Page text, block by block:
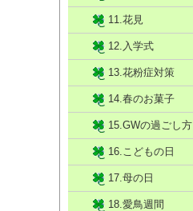
11.花見
12.入学式
13.花粉症対策
14.春のお菓子
15.GWの過ごし方
16.こどもの日
17.母の日
18.愛鳥週間